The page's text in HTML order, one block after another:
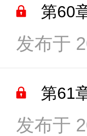
第60
发布于
第61
发布于